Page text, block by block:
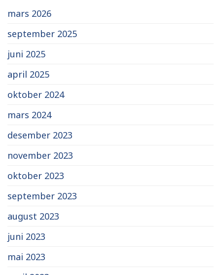
mars 2026
september 2025
juni 2025
april 2025
oktober 2024
mars 2024
desember 2023
november 2023
oktober 2023
september 2023
august 2023
juni 2023
mai 2023